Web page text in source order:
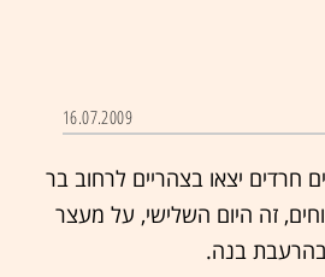
16.07.2009
חרדים יצאו בצהריים לרחוב בר
זה היום השלישי, על מעצר
בנה.